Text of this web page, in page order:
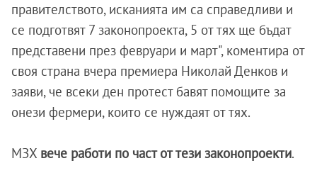
правителството, исканията им са справедливи и
се подготвят 7 законопроекта, 5 от тях ще бъдат
представени през февруари и март", коментира от
своя страна вчера премиера Николай Денков и
заяви, че всеки ден протест бавят помощите за
онези фермери, които се нуждаят от тях.
МЗХ вече работи по част от тези законопроекти.